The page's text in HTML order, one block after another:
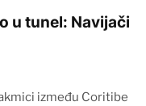
u tunel: Navijači
između Coritibe